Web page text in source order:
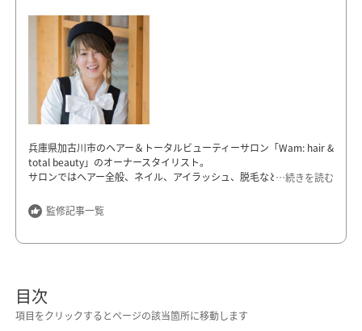
…続きを読む
兵庫県加古川市のヘアー＆トータルビューティーサロン「Wam: hair &
total beauty」のオーナースタイリスト。
サロンではヘアー全般、ネイル、アイラッシュ、脱毛などのビューテ
荒れと、幼少期からの重度のアトピー性皮膚炎にそれぞれ苦しんでき
た経験から、肌が弱い人でも安心して使えるような美容製品の開発を
Wam: hair &total beauty
兵庫県加古川市野口町坂井5-1
https://wam-hair.com/
監修記事一覧
目次